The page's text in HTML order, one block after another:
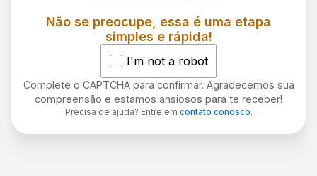
Não se preocupe, essa é uma etapa
simples e rápida!
I'm not a robot
Complete o CAPTCHA para confirmar. Agradecemos sua
compreensão e estamos ansiosos para te receber!
Precisa de ajuda? Entre em contato conosco.